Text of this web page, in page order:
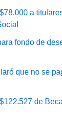
a
fondo de
que no se
de